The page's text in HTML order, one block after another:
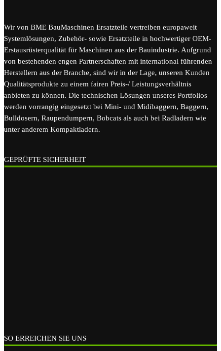
Wir von BME BauMaschinen Ersatzteile vertreiben europaweit
Systemlösungen, Zubehör- sowie Ersatzteile in hochwertiger OEM-
Erstausrüsterqualität für Maschinen aus der Bauindustrie. Aufgrund
von bestehenden engen Partnerschaften mit international führenden
Herstellern aus der Branche, sind wir in der Lage, unseren Kunden
Qualitätsprodukte zu einem fairen Preis-/ Leistungsverhältnis
anbieten zu können. Die technischen Lösungen unseres Portfolios
werden vorrangig eingesetzt bei Mini- und Midibaggern, Baggern,
Bulldosern, Raupendumpern, Bobcats als auch bei Radladern wie
unter anderem Kompaktladern.
GEPRÜFTE SICHERHEIT
SO ERREICHEN SIE UNS